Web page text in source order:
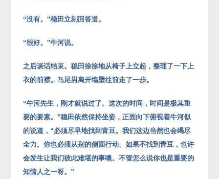
“没有。”稳田立刻回答道。
“很好。”牛河说。
之后谈话结束。稳田徐徐地从椅子上立起，整理了一下上
衣的前襟。马尾男离开墙壁往前走了一步。
“牛河先生，刚才就说过了。这次的时间，时间是极其重
要的要素。”稳田依然保持坐姿，正面向下俯视着牛河似
的说道，“必须尽早地找到青豆。我们这边当然也会竭尽
全力。你也必须从别的侧面行动。如果不找到青豆，也许
会发生让我们彼此难堪的事噢。不管怎么说你也是重要的
知情人之一呀。”